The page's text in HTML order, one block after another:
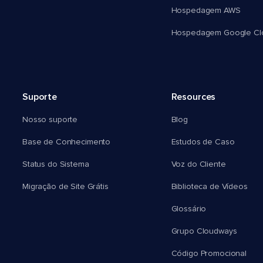
Hospedagem AWS
Hospedagem Google
Suporte
Nosso suporte
Base de Conhecimento
Status do Sistema
Migração de Site Grátis
Resources
Blog
Estudos de Caso
Voz do Cliente
Biblioteca de Vídeos
Glossário
Grupo Cloudways
Código Promocional